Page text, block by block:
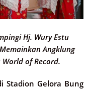
Hj. Wury Estu
Angklung
of Record.
Stadion Gelora Bung